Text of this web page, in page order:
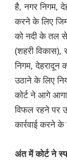
है, नगर निगम,
करने के लिए
को नदी के तल से
(शहरी
निगम,
उठाने के लिए
कोर्ट ने आगे
विफल रहने पर
कार्रवाई करने
अंत में कोर्ट ने